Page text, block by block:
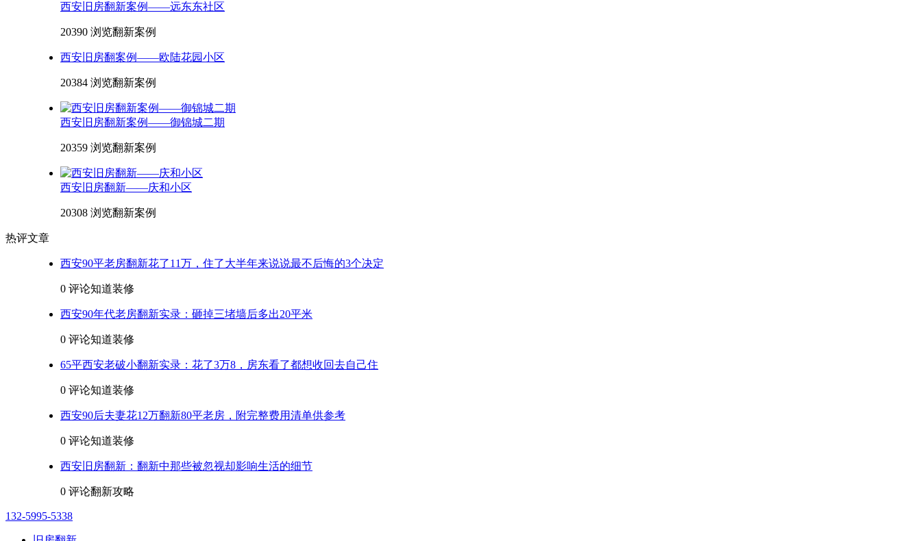
西安旧房翻新案例——远东东社区
20390 浏览翻新案例
西安旧房翻案例——欧陆花园小区
20384 浏览翻新案例
西安旧房翻新案例——御锦城二期
20359 浏览翻新案例
西安旧房翻新——庆和小区
20308 浏览翻新案例
热评文章
西安90平老房翻新花了11万，住了大半年来说说最不后悔的3个决定
0 评论知道装修
西安90年代老房翻新实录：砸掉三堵墙后多出20平米
0 评论知道装修
65平西安老破小翻新实录：花了3万8，房东看了都想收回去自己住
0 评论知道装修
西安90后夫妻花12万翻新80平老房，附完整费用清单供参考
0 评论知道装修
西安旧房翻新：翻新中那些被忽视却影响生活的细节
0 评论翻新攻略
132-5995-5338